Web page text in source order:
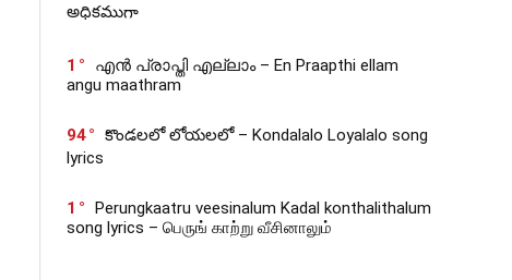
అధికముగా
1
എൻ പ്രാപ്തി എല്ലാം – En Praapthi ellam
angu maathram
94
కొండలలో లోయలలో – Kondalalo Loyalalo song
lyrics
1
Perungkaatru veesinalum Kadal konthalithalum
song lyrics – பெருங் காற்று வீசினாலும்